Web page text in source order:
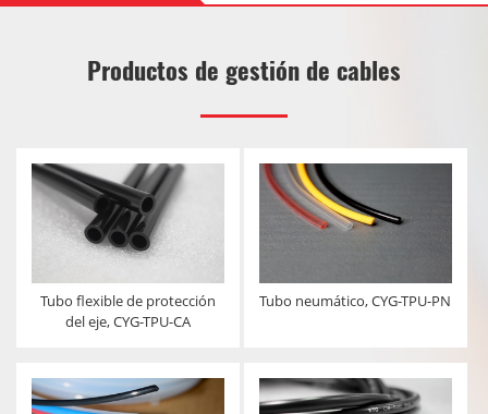
Productos de gestión de cables
Tubo flexible de protección
del eje, CYG-TPU-CA
Tubo neumático, CYG-TPU-PN